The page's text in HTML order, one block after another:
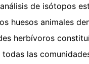
de isótopos
huesos animales
herbívoros
las